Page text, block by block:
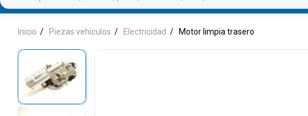
Inicio Piezas vehículos Electricidad Motor limpia trasero